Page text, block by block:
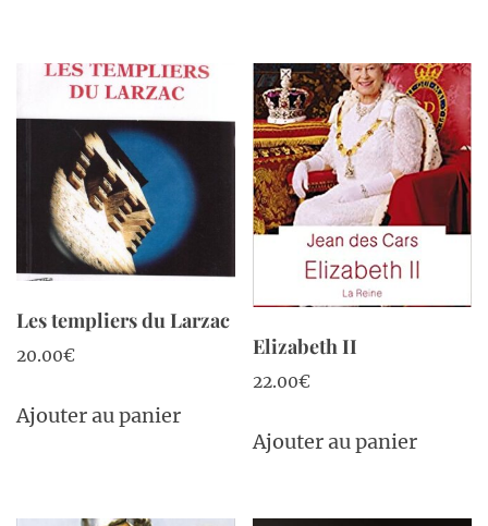
Les templiers du Larzac
20.00€
Ajouter au panier
Elizabeth II
22.00€
Ajouter au panier